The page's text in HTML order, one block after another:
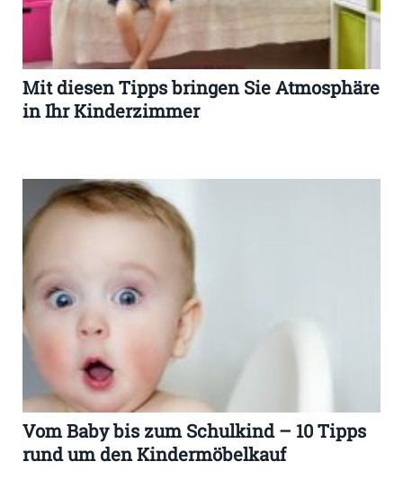
Mit diesen Tipps bringen Sie Atmosphäre
in Ihr Kinderzimmer
Vom Baby bis zum Schulkind – 10 Tipps
rund um den Kindermöbelkauf